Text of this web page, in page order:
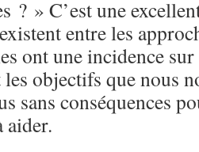
? » C’est une
entre les
ont une incidence
objectifs que nous
sans conséquences
aider.